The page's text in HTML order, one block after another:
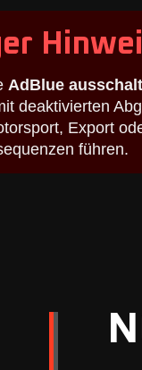
AdBlue
deaktivierten
Export
führen.